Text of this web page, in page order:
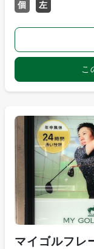
個 左
こ
マイゴルフレ